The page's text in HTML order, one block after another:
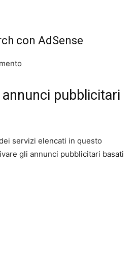
con AdSense
pubblicitari
servizi elencati in questo
gli annunci pubblicitari basati